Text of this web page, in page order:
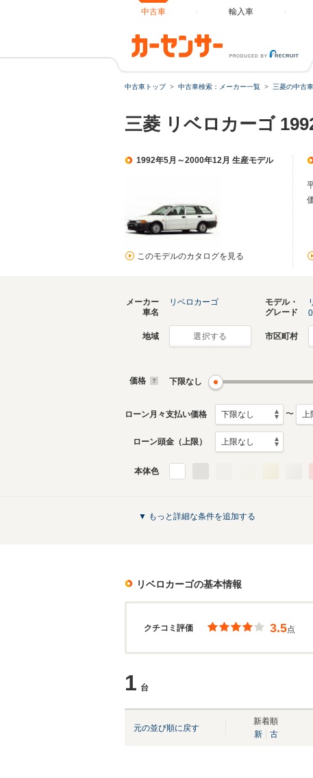
中古車 輸入車
中古車トップ 中古車検索：メーカー一覧 三菱の中古車
三菱 リベロカーゴ
1992年5月～2000年12月 生産モデル
このモデルのカタログを見る
メーカー
車名
リベロカーゴ
モデル・
グレード
地域 選択する 市区町村
価格 下限なし
ローン月々支払い価格 〜
ローン頭金（上限）
本体色
▼ もっと詳細な条件を追加する
リベロカーゴの基本情報
クチコミ評価 3.5点
1 台
元の並び順に戻す
新着順
新
古